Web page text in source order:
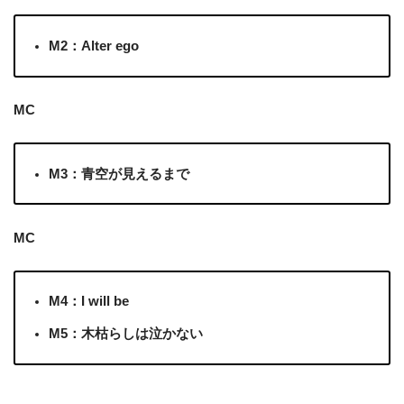
M2：Alter ego
MC
M3：青空が見えるまで
MC
M4：I will be
M5：木枯らしは泣かない